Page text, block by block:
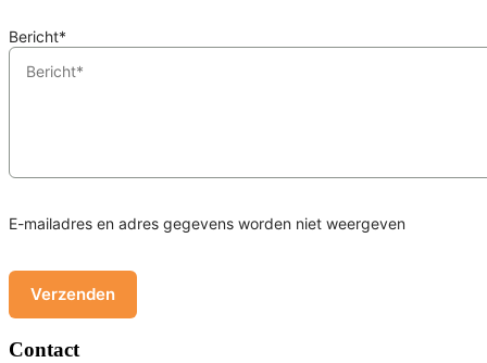
Bericht*
E-mailadres en adres gegevens worden niet weergeven
Contact